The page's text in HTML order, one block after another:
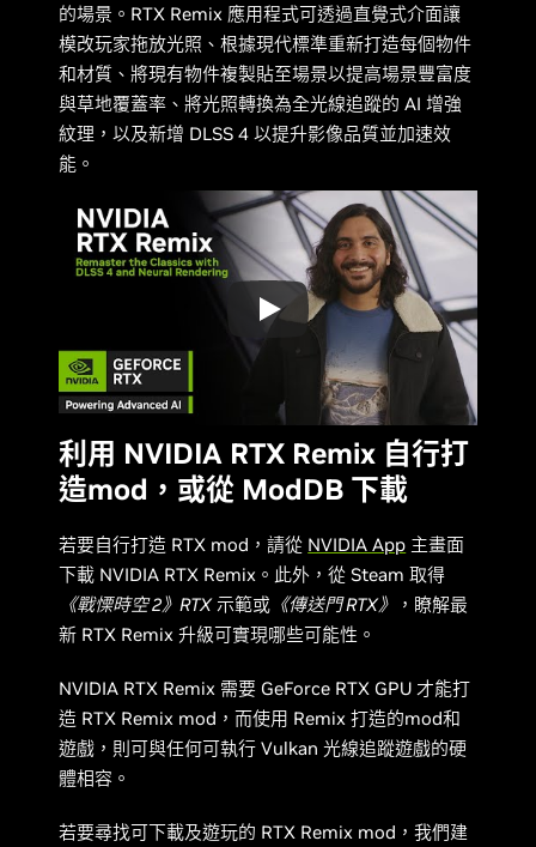
的場景。RTX Remix 應用程式可透過直覺式介面讓
模改玩家拖放光照、根據現代標準重新打造每個物件
和材質、將現有物件複製貼至場景以提高場景豐富度
與草地覆蓋率、將光照轉換為全光線追蹤的 AI 增強
紋理，以及新增 DLSS 4 以提升影像品質並加速效
能。
利用 NVIDIA RTX Remix 自行打
造mod，或從 ModDB 下載
若要自行打造 RTX mod，請從 NVIDIA App 主畫面
下載 NVIDIA RTX Remix。此外，從 Steam 取得
《戰慄時空 2》RTX示範或 《傳送門 RTX》
，瞭解最
新 RTX Remix 升級可實現哪些可能性。
NVIDIA RTX Remix 需要 GeForce RTX GPU 才能打
造 RTX Remix mod，而使用 Remix 打造的mod和
遊戲，則可與任何可執行 Vulkan 光線追蹤遊戲的硬
體相容。
若要尋找可下載及遊玩的 RTX Remix mod，我們建